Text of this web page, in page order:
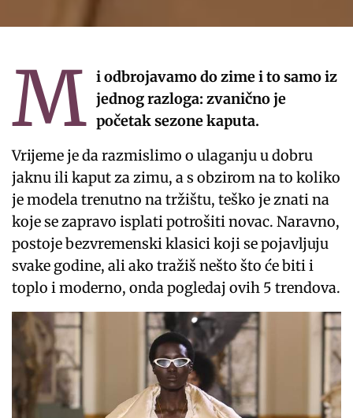
M i odbrojavamo do zime i to samo iz
jednog razloga: zvanično je
početak sezone kaputa.
Vrijeme je da razmislimo o ulaganju u dobru
jaknu ili kaput za zimu, a s obzirom na to koliko
je modela trenutno na tržištu, teško je znati na
koje se zapravo isplati potrošiti novac. Naravno,
postoje bezvremenski klasici koji se pojavljuju
svake godine, ali ako tražiš nešto što će biti i
toplo i moderno, onda pogledaj ovih 5 trendova.